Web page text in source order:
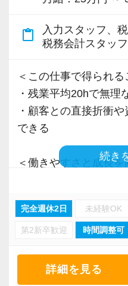
content_paste
入力スタッフ、
税務会計スタッフ
＜この仕事で得られる
・残業平均20hで無理
・顧客との直接折衝
できる
＜働きやすさと成長
・分業体制で業務負担
・顧客対応や提案業務
・資産税や相続など
・経験値が自然と積
続き
完全週休2日 未経験OK
第2新卒歓迎 時間調整可
詳細を見る